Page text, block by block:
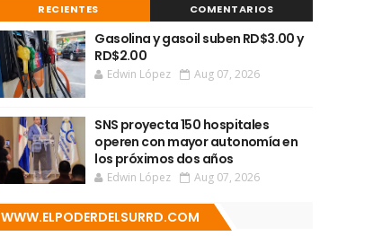
RECIENTES COMENTARIOS
Gasolina y gasoil suben RD$3.00 y
RD$2.00
Edwin López Aug 07, 2026
SNS proyecta 150 hospitales
operen con mayor autonomía en
los próximos dos años
Edwin López Aug 07, 2026
WWW.ELPODERDELSURRD.COM